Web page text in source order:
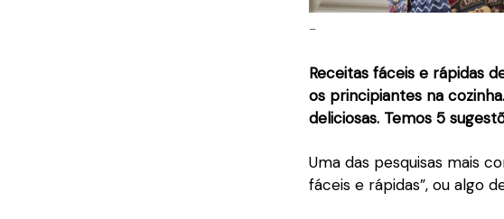
–
Receitas fáceis e rápidas
os principiantes na
deliciosas. Temos 5
Uma das pesquisas mais
fáceis e rápidas”, ou algo